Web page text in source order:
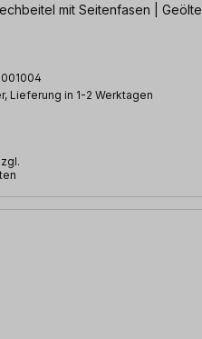
mit Seitenfasen |
Lieferung in 1-2 Werktagen